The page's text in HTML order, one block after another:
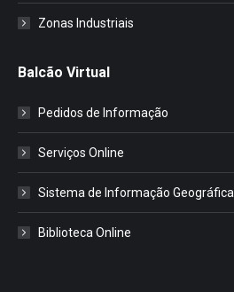
Zonas Industriais
Balcão Virtual
Pedidos de Informação
Serviços Online
Sistema de Informação Geográfica
Biblioteca Online